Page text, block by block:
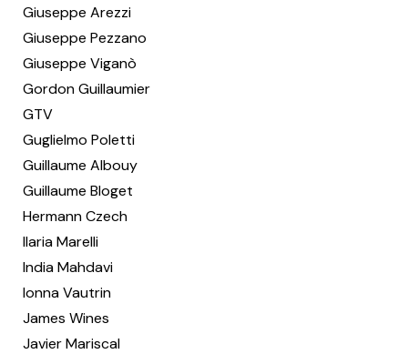
Giuseppe Arezzi
Giuseppe Pezzano
Giuseppe Viganò
Gordon Guillaumier
GTV
Guglielmo Poletti
Guillaume Albouy
Guillaume Bloget
Hermann Czech
Ilaria Marelli
India Mahdavi
Ionna Vautrin
James Wines
Javier Mariscal